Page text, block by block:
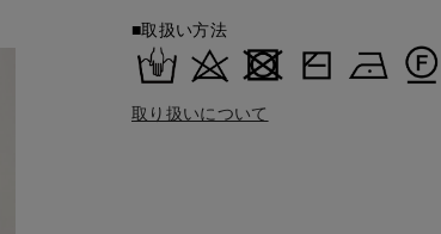
■取扱い方法
取り扱いについて